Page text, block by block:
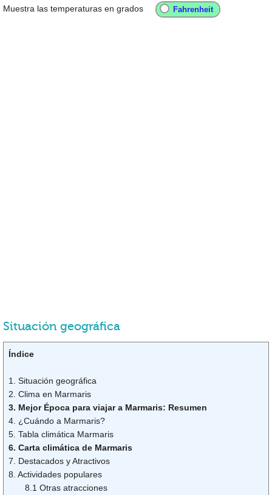
Muestra las temperaturas en grados
Situación geográfica
Índice
1. Situación geográfica
2. Clima en Marmaris
3. Mejor Época para viajar a Marmaris: Resumen
4. ¿Cuándo a Marmaris?
5. Tabla climática Marmaris
6. Carta climática de Marmaris
7. Destacados y Atractivos
8. Actividades populares
8.1 Otras atracciones